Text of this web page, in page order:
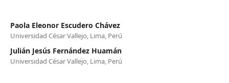
Paola Eleonor Escudero Chávez
Universidad César Vallejo, Lima, Perú
Julián Jesús Fernández Huamán
Universidad César Vallejo, Lima, Perú